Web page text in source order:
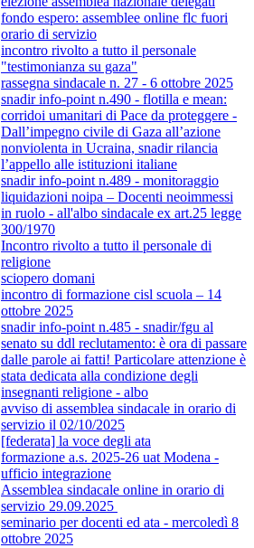
fondo espero: assemblee online flc fuori
orario di servizio
incontro rivolto a tutto il personale
"testimonianza su gaza"
rassegna sindacale n. 27 - 6 ottobre 2025
snadir info-point n.490 - flotilla e mean:
corridoi umanitari di Pace da proteggere -
Dall’impegno civile di Gaza all’azione
nonviolenta in Ucraina, snadir rilancia
l’appello alle istituzioni italiane
snadir info-point n.489 - monitoraggio
liquidazioni noipa – Docenti neoimmessi
in ruolo - all'albo sindacale ex art.25 legge
300/1970
Incontro rivolto a tutto il personale di
religione
sciopero domani
incontro di formazione cisl scuola – 14
ottobre 2025
snadir info-point n.485 - snadir/fgu al
senato su ddl reclutamento: è ora di passare
dalle parole ai fatti! Particolare attenzione è
stata dedicata alla condizione degli
insegnanti religione - albo
avviso di assemblea sindacale in orario di
servizio il 02/10/2025
[federata] la voce degli ata
formazione a.s. 2025-26 uat Modena -
ufficio integrazione
Assemblea sindacale online in orario di
servizio 29.09.2025
seminario per docenti ed ata - mercoledì 8
ottobre 2025